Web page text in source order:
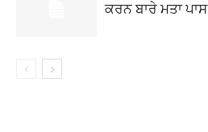
ਕਰਨ ਬਾਰੇ ਮਤਾ ਪਾਸ